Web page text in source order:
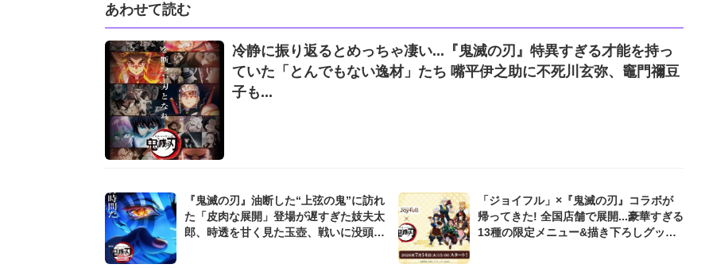
あわせて読む
冷静に振り返るとめっちゃ凄い...『鬼滅の刃』特異すぎる才能を持っ
ていた「とんでもない逸材」たち 嘴平伊之助に不死川玄弥、竈門禰豆
子も...
『鬼滅の刃』油断した“上弦の鬼”に訪れ
た「皮肉な展開」登場が遅すぎた妓夫太
郎、時透を甘く見た玉壺、戦いに没頭し
「ジョイフル」×『鬼滅の刃』コラボが
帰ってきた! 全国店舗で展開...豪華すぎる
13種の限定メニュー&描き下ろしグッズ